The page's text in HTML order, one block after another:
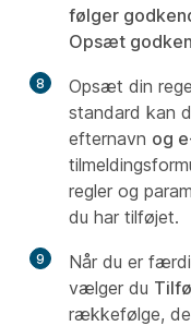
følger
Opsæt
8
Opsæt din
standard kan
efternavn og
regler og
du har tilføjet.
9
Når du er
vælger du
rækkefølge,